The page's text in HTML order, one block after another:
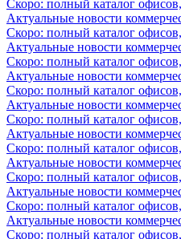
Скоро: полный каталог
Актуальные новости
Скоро: полный каталог
Актуальные новости
Скоро: полный каталог
Актуальные новости
Скоро: полный каталог
Актуальные новости
Скоро: полный каталог
Актуальные новости
Скоро: полный каталог
Актуальные новости
Скоро: полный каталог
Актуальные новости
Скоро: полный каталог
Актуальные новости
Скоро: полный каталог